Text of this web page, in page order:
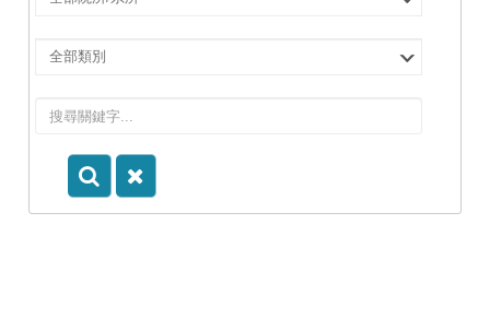
所/
所
選
別